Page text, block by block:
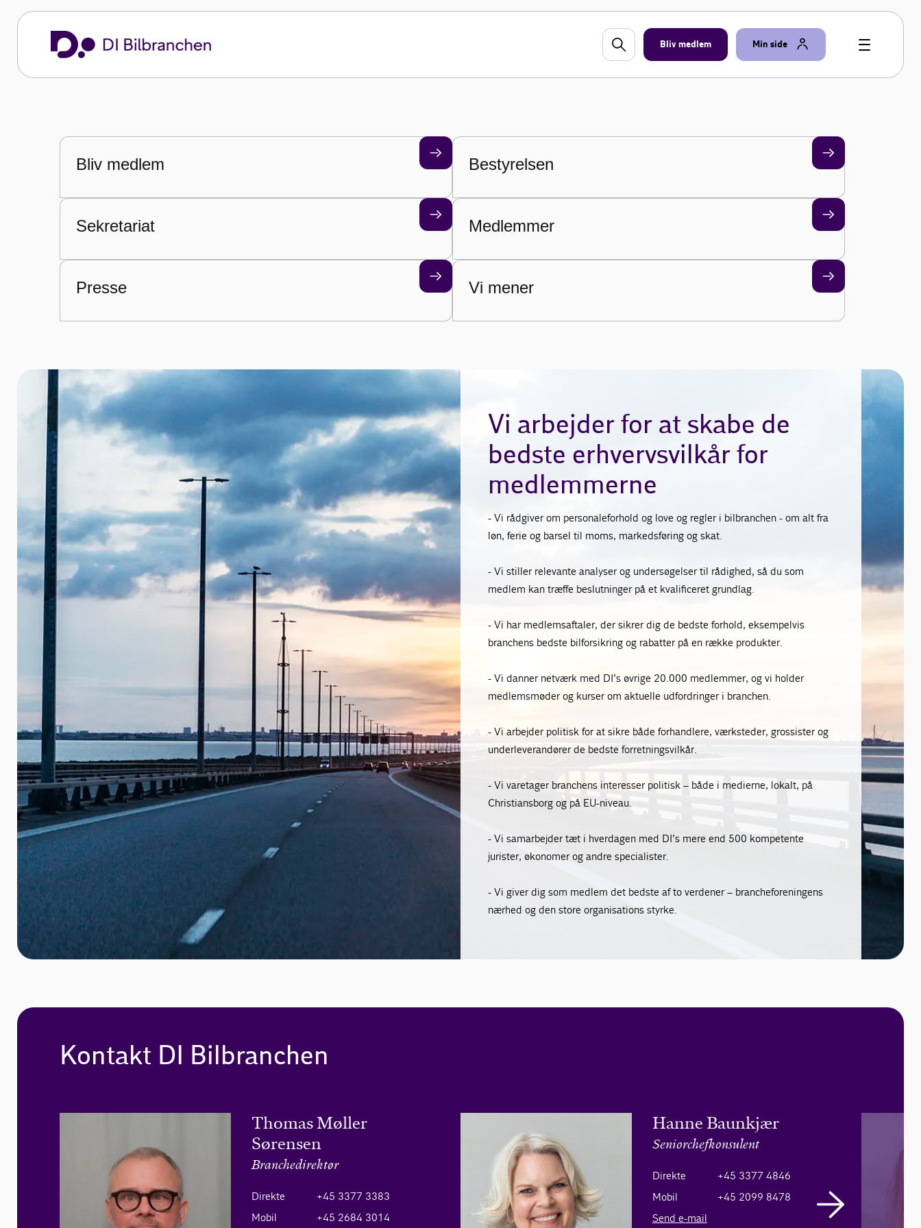
Bliv medlem Min side
Om DI Bilbranchen
Mød DI Bilbranchens sekretariat, bestyrelse og medlemmer. Du er altid velkommen
Bliv medlem Bestyrelsen
Sekretariat Medlemmer
Presse Vi mener
Vi arbejder for at skabe de
bedste erhvervsvilkår for
medlemmerne
- Vi rådgiver om personaleforhold og love og regler i bilbranchen - om alt fra
løn, ferie og barsel til moms, markedsføring og skat.
- Vi stiller relevante analyser og undersøgelser til rådighed, så du som
medlem kan træffe beslutninger på et kvalificeret grundlag.
- Vi har medlemsaftaler, der sikrer dig de bedste forhold, eksempelvis
branchens bedste bilforsikring og rabatter på en række produkter.
- Vi danner netværk med DI’s øvrige 20.000 medlemmer, og vi holder
medlemsmøder og kurser om aktuelle udfordringer i branchen.
- Vi arbejder politisk for at sikre både forhandlere, værksteder, grossister og
underleverandører de bedste forretningsvilkår.
- Vi varetager branchens interesser politisk – både i medierne, lokalt, på
Christiansborg og på EU-niveau.
- Vi samarbejder tæt i hverdagen med DI’s mere end 500 kompetente
jurister, økonomer og andre specialister.
- Vi giver dig som medlem det bedste af to verdener – brancheforeningens
nærhed og den store organisations styrke.
Kontakt DI Bilbranchen
Thomas Møller
Sørensen
Branchedirektør
Direkte
+45 3377 3383
Mobil
+45 2684 3014
Hanne Baunkjær
Seniorchefkonsulent
Direkte
+45 3377 4846
Mobil
+45 2099 8478
Send e-mail